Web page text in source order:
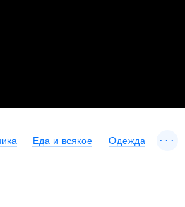
Еда и всякое Одежда ...